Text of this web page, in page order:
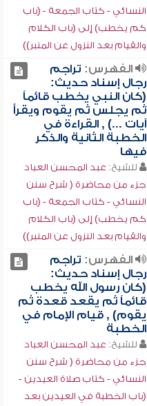
النسائي - كتاب الجمعة - (باب
كم يخطب) إلى (باب الكلام
والقيام بعد النزول عن المنبر))
الفهرس: تراجم
رجال إسناد حديث:
(كان النبي يخطب قائماً
ثم يجلس ثم يقوم ويقرأ
آيات ...) , القراءة في
الخطبة الثانية والذكر
فيها
للشيخ: عبد المحسن العباد
جزء من محاضرة ( شرح سنن
النسائي - كتاب الجمعة - (باب
كم يخطب) إلى (باب الكلام
والقيام بعد النزول عن المنبر))
الفهرس: تراجم
رجال إسناد حديث:
(كان رسول الله يخطب
قائماً ثم يقعد قعدة ثم
يقوم) , قيام الإمام في
الخطبة
للشيخ: عبد المحسن العباد
جزء من محاضرة ( شرح سنن
النسائي - كتاب صلاة العيدين -
(باب الخطبة في العيدين بعد